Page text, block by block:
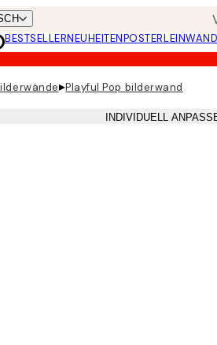
BESTSELLERNEUHEITENPOSTER
▸Playful Pop bilderwand
INDIVIDUELL